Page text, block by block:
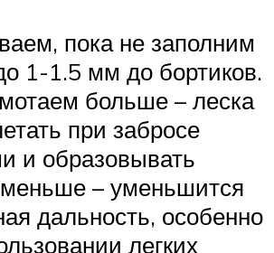
пока не заполним
1-1.5 мм до бортиков.
больше – леска
при забросе
и образовывать
– уменьшится
дальность, особенно
легких